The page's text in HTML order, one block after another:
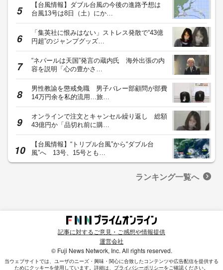
【台風情報】ダブル台風の今後の進路予想は
台風13号は8日（土）にか…
「集英社に恨みはない」ストレス発散で“43億
円超”のジャンプグッズ…
“ネパールは天国”発言の蔵内氏 海外出張の内
容を説明「心の豊かさ…
男性教諭を懲戒免職 男子バレー部顧問が部費
14万円余を私的流用…旅…
オンラインで注文とキャンセル繰り返し 総額
43億円か「品切れ前に購…
【台風情報】“トリプル台風”から“ダブル台
風”へ 13号、15号とも…
ランキング一覧へ
記事に対するご意見・ご感想や情報提供
運営会社
© Fuji News Network, Inc. All rights reserved.
当ウェブサイトでは、ユーザのニーズ・興味・関⼼に合致したコンテンツや広告配信を提供する
ためにクッキーを使⽤しています。詳細は、 プライバシーポリシーをご確認ください。